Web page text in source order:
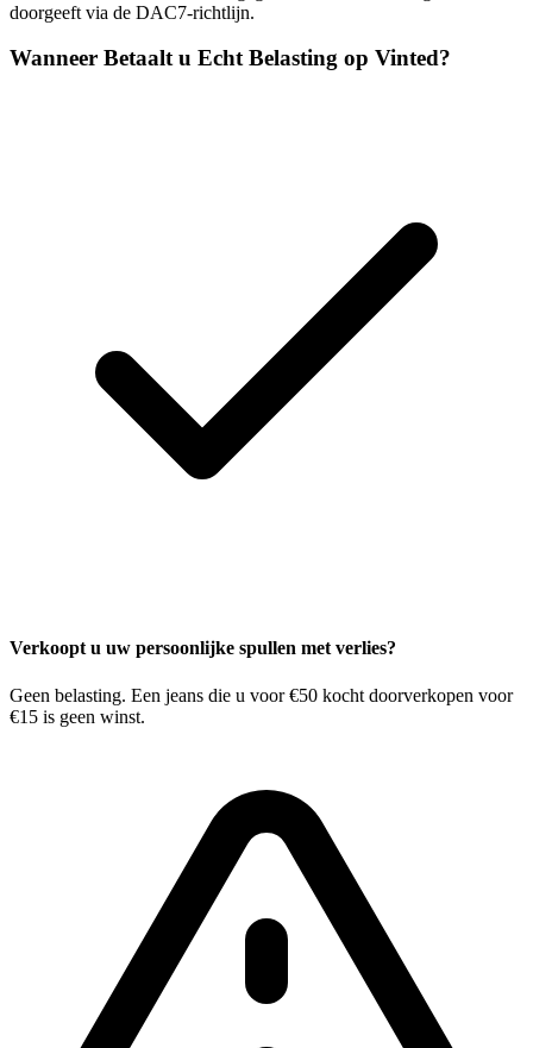
doorgeeft via de DAC7-richtlijn.
Wanneer Betaalt u Echt Belasting op Vinted?
Verkoopt u uw persoonlijke spullen met verlies?
Geen belasting. Een jeans die u voor €50 kocht doorverkopen voor
€15 is geen winst.